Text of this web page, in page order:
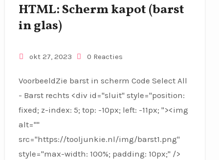
HTML: Scherm kapot (barst
in glas)
okt 27, 2023 0 Reacties
VoorbeeldZie barst in scherm Code Select All
- Barst rechts <div id="sluit" style="position:
fixed; z-index: 5; top: -10px; left: -11px; "><img
alt=""
src="https://tooljunkie.nl/img/barst1.png"
style="max-width: 100%; padding: 10px;" />